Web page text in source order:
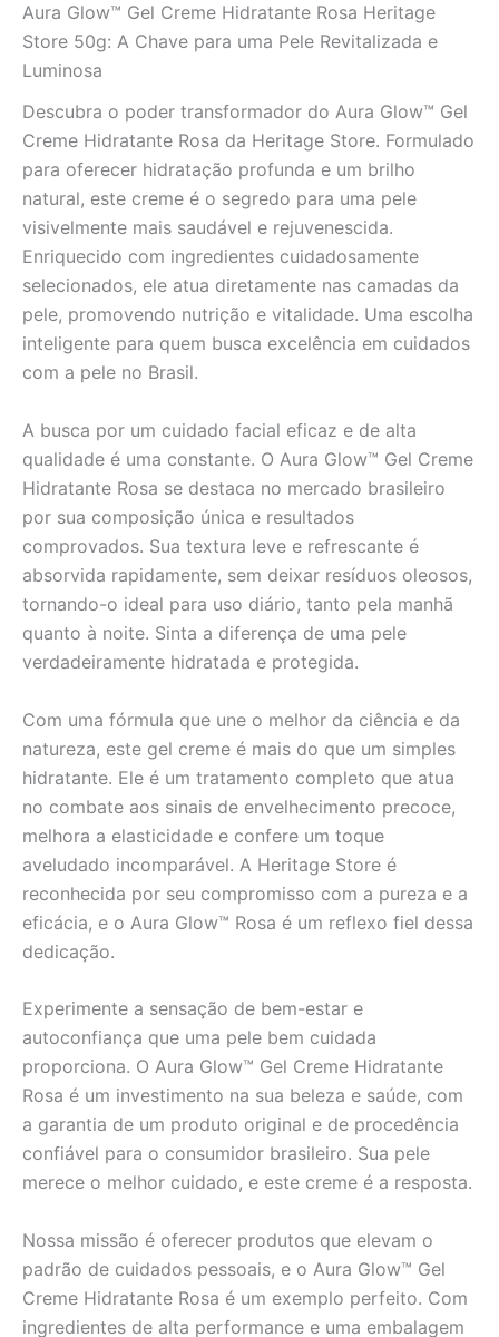
quantidade
Aura Glow™ Gel Creme Hidratante Rosa Heritage
Store 50g: A Chave para uma Pele Revitalizada e
Luminosa
Descubra o poder transformador do Aura Glow™ Gel
Creme Hidratante Rosa da Heritage Store. Formulado
para oferecer hidratação profunda e um brilho
natural, este creme é o segredo para uma pele
visivelmente mais saudável e rejuvenescida.
Enriquecido com ingredientes cuidadosamente
selecionados, ele atua diretamente nas camadas da
pele, promovendo nutrição e vitalidade. Uma escolha
inteligente para quem busca excelência em cuidados
com a pele no Brasil.
A busca por um cuidado facial eficaz e de alta
qualidade é uma constante. O Aura Glow™ Gel Creme
Hidratante Rosa se destaca no mercado brasileiro
por sua composição única e resultados
comprovados. Sua textura leve e refrescante é
absorvida rapidamente, sem deixar resíduos oleosos,
tornando-o ideal para uso diário, tanto pela manhã
quanto à noite. Sinta a diferença de uma pele
verdadeiramente hidratada e protegida.
Com uma fórmula que une o melhor da ciência e da
natureza, este gel creme é mais do que um simples
hidratante. Ele é um tratamento completo que atua
no combate aos sinais de envelhecimento precoce,
melhora a elasticidade e confere um toque
aveludado incomparável. A Heritage Store é
reconhecida por seu compromisso com a pureza e a
eficácia, e o Aura Glow™ Rosa é um reflexo fiel dessa
dedicação.
Experimente a sensação de bem-estar e
autoconfiança que uma pele bem cuidada
proporciona. O Aura Glow™ Gel Creme Hidratante
Rosa é um investimento na sua beleza e saúde, com
a garantia de um produto original e de procedência
confiável para o consumidor brasileiro. Sua pele
merece o melhor cuidado, e este creme é a resposta.
Nossa missão é oferecer produtos que elevam o
padrão de cuidados pessoais, e o Aura Glow™ Gel
Creme Hidratante Rosa é um exemplo perfeito. Com
ingredientes de alta performance e uma embalagem